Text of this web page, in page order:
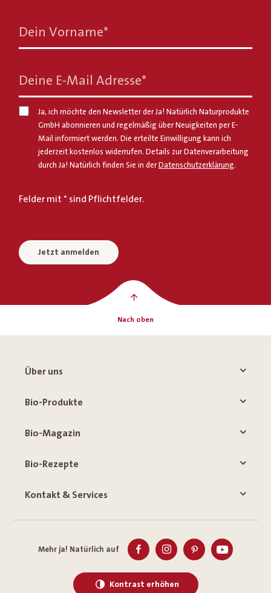
Dein Vorname*
Deine E-Mail Adresse*
Ja, ich möchte den Newsletter der Ja! Natürlich Naturprodukte
GmbH abonnieren und regelmäßig über Neuigkeiten per E-
Mail informiert werden. Die erteilte Einwilligung kann ich
jederzeit kostenlos widerrufen. Details zur Datenverarbeitung
durch Ja! Natürlich finden Sie in der Datenschutzerklärung.
Felder mit * sind Pflichtfelder.
Jetzt anmelden
Nach oben
Über uns
Bio-Produkte
Bio-Magazin
Bio-Rezepte
Kontakt & Services
Mehr ja! Natürlich auf
Kontrast erhöhen